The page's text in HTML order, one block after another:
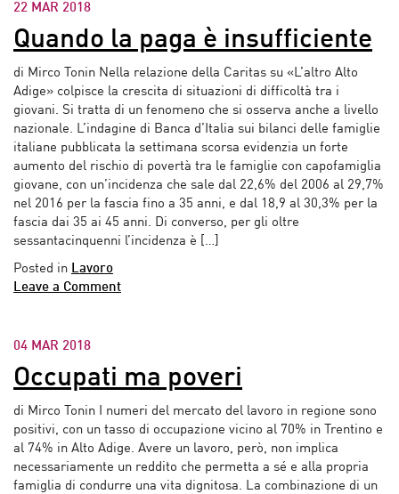
22 MAR 2018
Quando la paga è insufficiente
di Mirco Tonin Nella relazione della Caritas su «L’altro Alto
Adige» colpisce la crescita di situazioni di difficoltà tra i
giovani. Si tratta di un fenomeno che si osserva anche a livello
nazionale. L’indagine di Banca d’Italia sui bilanci delle famiglie
italiane pubblicata la settimana scorsa evidenzia un forte
aumento del rischio di povertà tra le famiglie con capofamiglia
giovane, con un’incidenza che sale dal 22,6% del 2006 al 29,7%
nel 2016 per la fascia fino a 35 anni, e dal 18,9 al 30,3% per la
fascia dai 35 ai 45 anni. Di converso, per gli oltre
sessantacinquenni l’incidenza è […]
Posted in Lavoro
Leave a Comment
04 MAR 2018
Occupati ma poveri
di Mirco Tonin I numeri del mercato del lavoro in regione sono
positivi, con un tasso di occupazione vicino al 70% in Trentino e
al 74% in Alto Adige. Avere un lavoro, però, non implica
necessariamente un reddito che permetta a sé e alla propria
famiglia di condurre una vita dignitosa. La combinazione di un